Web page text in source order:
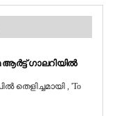
ആർട്ട് ഗാലറിയിൽ
, 'To